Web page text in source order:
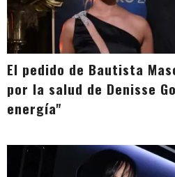
El pedido de Bautista
por la salud de Denisse
energía"